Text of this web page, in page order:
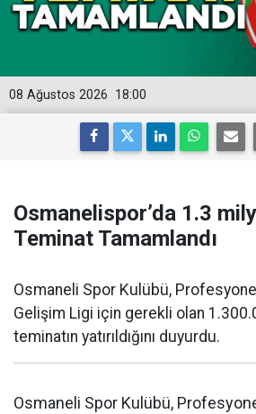
18:00
08 Ağustos 2026
Osmanelispor’da 1.3
Teminat Tamamlandı
Osmaneli Spor Kulübü,
Gelişim Ligi için gerekli olan
teminatın yatırıldığını duyurdu.
Osmaneli Spor Kulübü,